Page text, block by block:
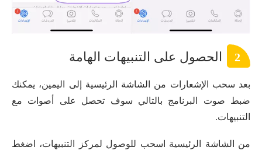
2 الحصول على التنبيهات الهامة
بعد سحب الإشعارات من الشاشة الرئيسية إلى اليمين، يمكنك
ضبط صوت البرنامج بالتالي سوف تحصل على أصوات مع
التنبيهات.
من الشاشة الرئيسية اسحب للوصول لمركز التنبيهات، اضغط